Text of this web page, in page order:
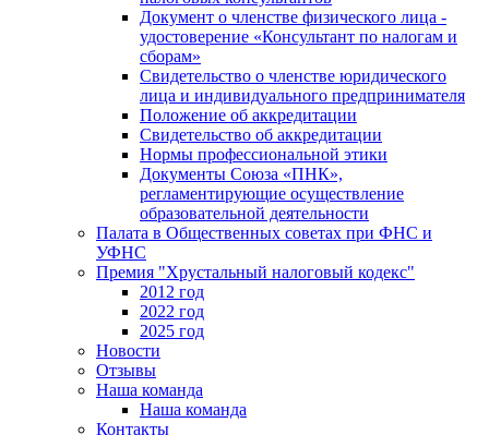
Документ о членстве физического лица -
удостоверение «Консультант по налогам и
сборам»
Свидетельство о членстве юридического
лица и индивидуального предпринимателя
Положение об аккредитации
Свидетельство об аккредитации
Нормы профессиональной этики
Документы Союза «ПНК»,
регламентирующие осуществление
образовательной деятельности
Палата в Общественных советах при ФНС и
УФНС
Премия "Хрустальный налоговый кодекс"
2012 год
2022 год
2025 год
Новости
Отзывы
Наша команда
Наша команда
Контакты